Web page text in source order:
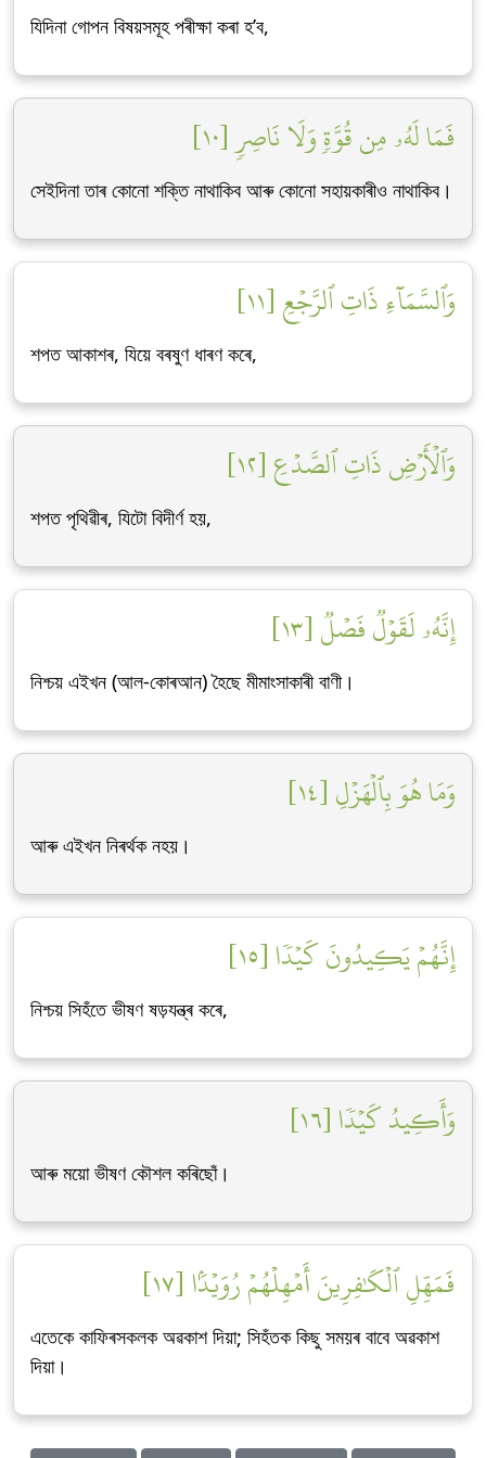
যিদিনা গোপন বিষয়সমূহ পৰীক্ষা কৰা হ’ব,
فَمَا لَهُۥ مِن قُوَّةٖ وَلَا نَاصِرٖ [١٠]
সেইদিনা তাৰ কোনো শক্তি নাথাকিব আৰু কোনো সহায়কাৰীও নাথাকিব।
وَٱلسَّمَآءِ ذَاتِ ٱلرَّجۡعِ [١١]
শপত আকাশৰ, যিয়ে বৰষুণ ধাৰণ কৰে,
وَٱلۡأَرۡضِ ذَاتِ ٱلصَّدۡعِ [١٢]
শপত পৃথিৱীৰ, যিটো বিদীৰ্ণ হয়,
إِنَّهُۥ لَقَوۡلٞ فَصۡلٞ [١٣]
নিশ্চয় এইখন (আল-কোৰআন) হৈছে মীমাংসাকাৰী বাণী।
وَمَا هُوَ بِٱلۡهَزۡلِ [١٤]
আৰু এইখন নিৰৰ্থক নহয়।
إِنَّهُمۡ يَكِيدُونَ كَيۡدٗا [١٥]
নিশ্চয় সিহঁতে ভীষণ ষড়যন্ত্ৰ কৰে,
وَأَكِيدُ كَيۡدٗا [١٦]
আৰু ময়ো ভীষণ কৌশল কৰিছোঁ।
فَمَهِّلِ ٱلۡكَٰفِرِينَ أَمۡهِلۡهُمۡ رُوَيۡدَۢا [١٧]
এতেকে কাফিৰসকলক অৱকাশ দিয়া; সিহঁতক কিছু সময়ৰ বাবে অৱকাশ
দিয়া।